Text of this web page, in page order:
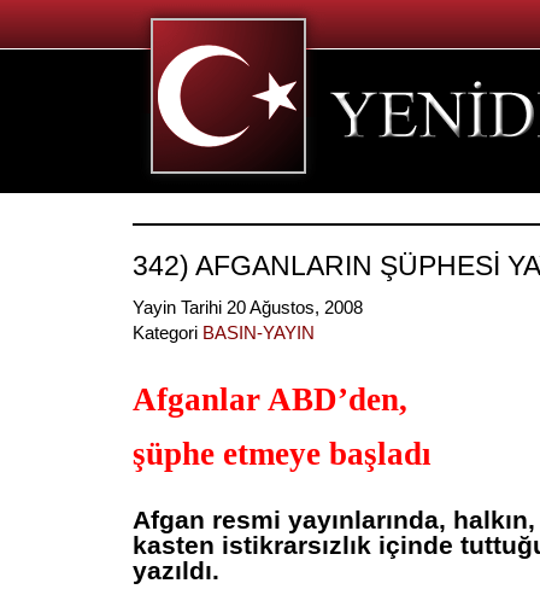
342) AFGANLARIN ŞÜPHESİ
Yayin Tarihi 20 Ağustos, 2008
Kategori BASIN-YAYIN
Afganlar ABD’den,
şüphe etmeye başladı
Afgan resmi yayınlarında,
kasten istikrarsızlık içinde
yazıldı.